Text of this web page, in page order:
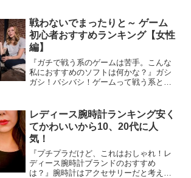
戦わないでまったりと～ ゲーム
初心者おすすめランキング【女性
編】
『ガチで戦う系のゲームは苦手。こんな
私におすすめのソフトは何かな？』ガシ
ガシ！バシバシ！ゲームって戦う系とか
ハラハラするのが嫌なんです！逆にスト
レス溜まっちゃう・・とか...
レディース腕時計ランキング安く
てかわいいから10、20代に人
気！
『プチプラだけど、これはおしゃれ！レ
ディース腕時計ブランドのおすすめ
は？』腕時計はアクセサリーだと考え